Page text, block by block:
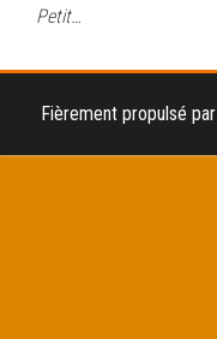
Petit…
Fièrement propulsé par